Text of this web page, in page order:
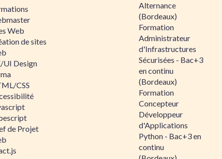
Web
de sites
UI Design
CSS
de Projet
Alternance
(Bordeaux)
Formation
Administrateur
d'Infrastructures
Sécurisées - Bac+3
en continu
(Bordeaux)
Formation
Concepteur
Développeur
d'Applications
Python - Bac+3 en
continu